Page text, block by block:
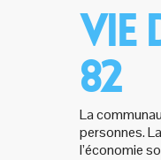
VIE
82
La
personnes.
l’économie